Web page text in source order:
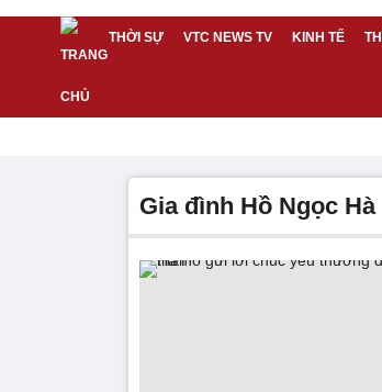
THỜI SỰ VTC NEWS TV KINH TẾ
gia đình Hồ Ngọc Hà